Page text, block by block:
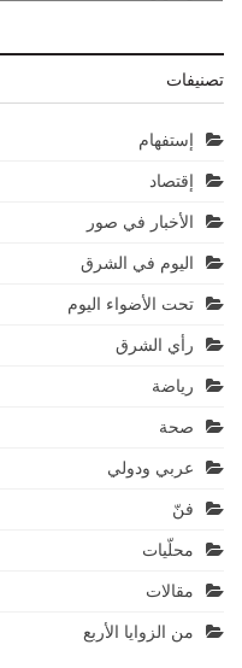
تصنيفات
إستفهام
إقتصاد
الأخبار في صور
اليوم في الشرق
تحت الأضواء اليوم
رأي الشرق
رياضة
صحة
عربي ودولي
فنّ
محلّيات
مقالات
من الزوايا الأربع